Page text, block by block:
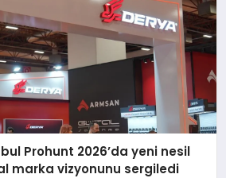
Prohunt 2026’da yeni nesil
marka vizyonunu sergiledi